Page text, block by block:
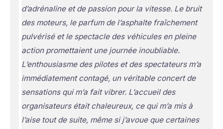
d’adrénaline et de passion pour la vitesse. Le bruit
des moteurs, le parfum de l’asphalte fraîchement
pulvérisé et le spectacle des véhicules en pleine
action promettaient une journée inoubliable.
L’enthousiasme des pilotes et des spectateurs m’a
immédiatement contagé, un véritable concert de
sensations qui m’a fait vibrer. L’accueil des
organisateurs était chaleureux, ce qui m’a mis à
l’aise tout de suite, même si j’avoue que certaines